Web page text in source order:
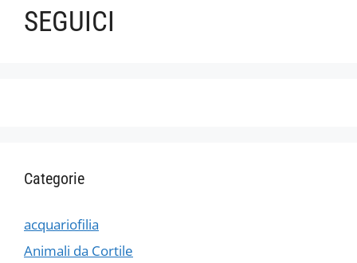
SEGUICI
Categorie
acquariofilia
Animali da Cortile